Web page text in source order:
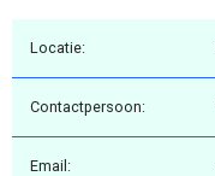
Locatie:
Contactpersoon:
Email: